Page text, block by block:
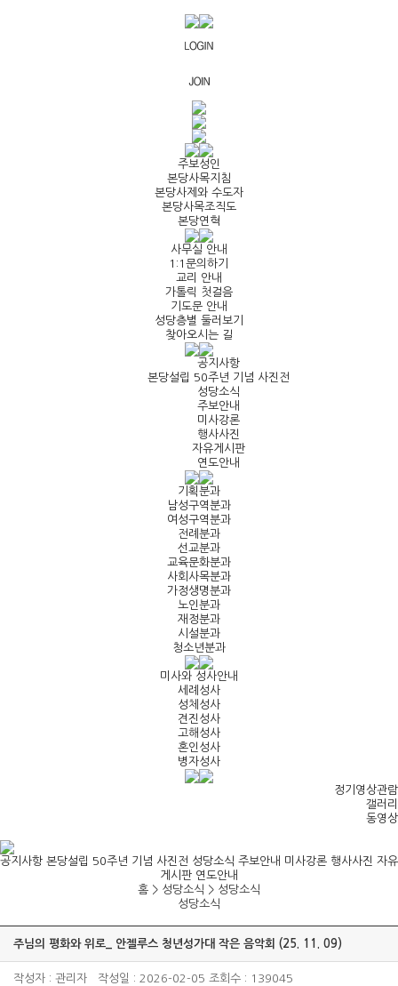
주보성인
본당사목지침
본당사제와 수도자
본당사목조직도
본당연혁
사무실 안내
1:1문의하기
교리 안내
가톨릭 첫걸음
기도문 안내
성당층별 둘러보기
찾아오시는 길
공지사항
본당설립 50주년 기념 사진전
성당소식
주보안내
미사강론
행사사진
자유게시판
연도안내
기획분과
남성구역분과
여성구역분과
전례분과
선교분과
교육문화분과
사회사목분과
가정생명분과
노인분과
재정분과
시설분과
청소년분과
미사와 성사안내
세례성사
성체성사
견진성사
고해성사
혼인성사
병자성사
정기영상관람
갤러리
동영상
공지사항 본당설립 50주년 기념 사진전 성당소식 주보안내 미사강론 행사사진 자유
게시판 연도안내
홈 > 성당소식 > 성당소식
성당소식
주님의 평화와 위로_ 안젤루스 청년성가대 작은 음악회 (25. 11. 09)
작성자 : 관리자 작성일 : 2026-02-05 조회수 : 139045